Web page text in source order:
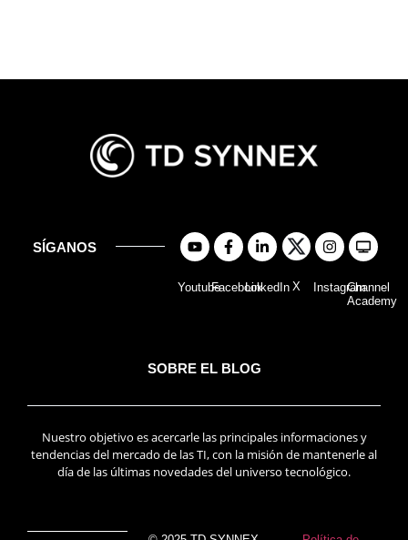
SÍGANOS
YoutubeFacebookLinkedIn X InstagramChannel
Academy
SOBRE EL BLOG
Nuestro objetivo es acercarle las principales informaciones y
tendencias del mercado de las TI, con la misión de mantenerle al
día de las últimas novedades del universo tecnológico.